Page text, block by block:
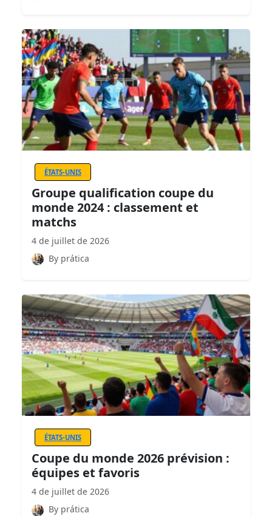
ÉTATS-UNIS
Groupe qualification coupe du
monde 2024 : classement et
matchs
4 de juillet de 2026
By prática
ÉTATS-UNIS
Coupe du monde 2026 prévision :
équipes et favoris
4 de juillet de 2026
By prática